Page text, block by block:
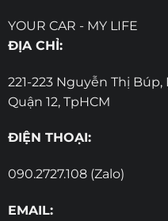
YOUR CAR - MY LIFE
ĐỊA CHỈ:
221-223 Nguyễn Thị
Quận 12, TpHCM
ĐIỆN THOẠI:
090.2727.108 (Zalo)
EMAIL: